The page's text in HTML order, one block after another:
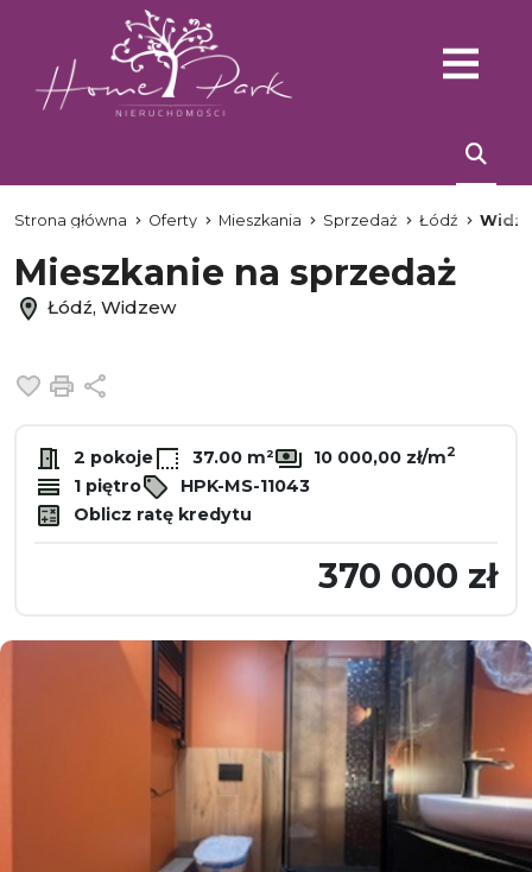
Strona główna Oferty Mieszkania Sprzedaż Łódź
Mieszkanie na sprzedaż
Łódź, Widzew
Dodaj do ulubionych
Drukuj
2 pokoje 37.00 m² 10 000,00 zł/m2
1 piętro
HPK-MS-11043
Oblicz ratę kredytu
370 000 zł